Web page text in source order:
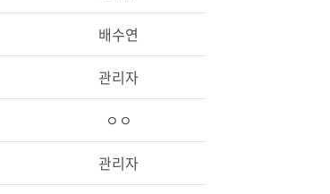
배수연
관리자
ㅇㅇ
관리자